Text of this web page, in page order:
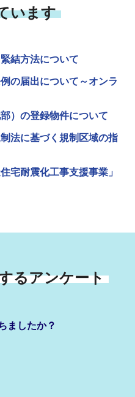
います
結方法について
の届出について～オンラ
）の登録物件について
法に基づく規制区域の指
宅耐震化工事支援事業」
るアンケート
ましたか？